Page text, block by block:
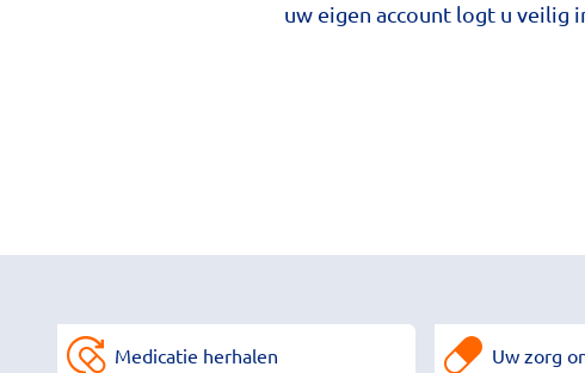
uw eigen account logt u veilig
Medicatie herhalen Uw zorg